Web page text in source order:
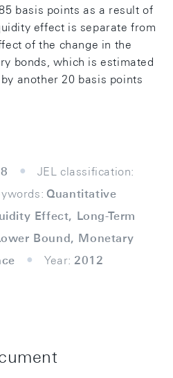
basis points as a result of
effect is separate from
of the change in the
bonds, which is estimated
another 20 basis points
JEL classification:
Quantitative
Effect, Long-Term
Bound, Monetary
Year: 2012